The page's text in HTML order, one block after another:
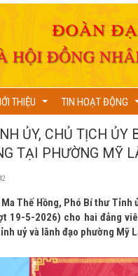
THIỆU
...
TIN HOẠT ĐỘNG
ỦY, CHỦ TỊCH
TẠI PHƯỜNG MỸ
Thế Hồng, Phó Bí thư
19-5-2026) cho hai đảng
uỷ và lãnh đạo phường Mỹ